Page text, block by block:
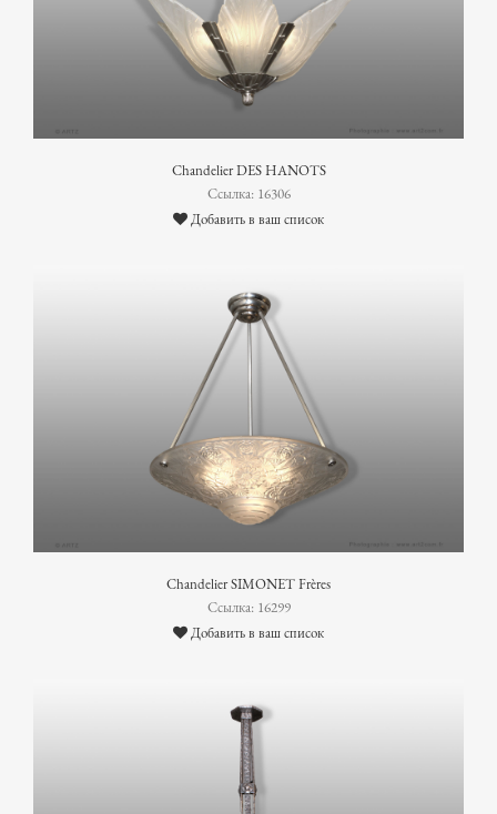
Chandelier DES HANOTS
Ссылка: 16306
Добавить в ваш список
Chandelier SIMONET Frères
Ссылка: 16299
Добавить в ваш список